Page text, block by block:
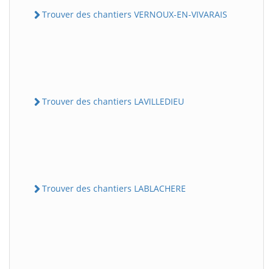
Trouver des chantiers VERNOUX-EN-VIVARAIS
Trouver des chantiers LAVILLEDIEU
Trouver des chantiers LABLACHERE